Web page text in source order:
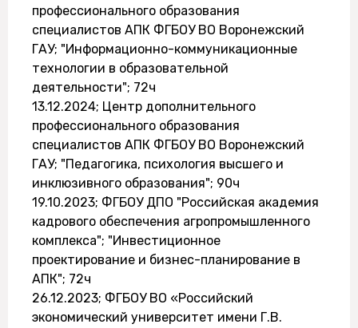
профессионального образования
специалистов АПК ФГБОУ ВО Воронежский
ГАУ; "Информационно-коммуникационные
технологии в образовательной
деятельности"; 72ч
13.12.2024; Центр дополнительного
профессионального образования
специалистов АПК ФГБОУ ВО Воронежский
ГАУ; "Педагогика, психология высшего и
инклюзивного образования"; 90ч
19.10.2023; ФГБОУ ДПО "Российская академия
кадрового обеспечения агропромышленного
комплекса"; "Инвестиционное
проектирование и бизнес-планирование в
АПК"; 72ч
26.12.2023; ФГБОУ ВО «Российский
экономический университет имени Г.В.